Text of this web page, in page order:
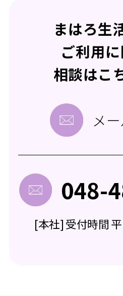
まはろ生
ご利用
相談はこ
メ
048-
[本社] 受付時間